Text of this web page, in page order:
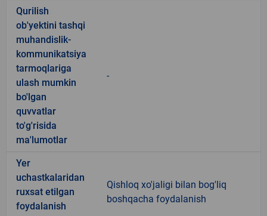
Qurilish
ob'yektini tashqi
muhandislik-
kommunikatsiya
tarmoqlariga
ulash mumkin
bo'lgan
quvvatlar
to'g'risida
ma'lumotlar
-
Yer
uchastkalaridan
ruxsat etilgan
foydalanish
Qishloq xo'jaligi bilan bog'liq
boshqacha foydalanish